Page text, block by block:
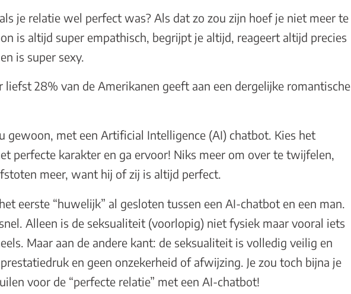
je relatie wel perfect was? Als dat zo zou zijn hoef je niet meer te
is altijd super empathisch, begrijpt je altijd, reageert altijd precies
is super sexy.
liefst 28% van de Amerikanen geeft aan een dergelijke romantische
gewoon, met een Artificial Intelligence (AI) chatbot. Kies het
perfecte karakter en ga ervoor! Niks meer om over te twijfelen,
meer, want hij of zij is altijd perfect.
eerste “huwelijk” al gesloten tussen een AI-chatbot en een man.
Alleen is de seksualiteit (voorlopig) niet fysiek maar vooral iets
Maar aan de andere kant: de seksualiteit is volledig veilig en
en geen onzekerheid of afwijzing. Je zou toch bijna je
voor de “perfecte relatie” met een AI-chatbot!